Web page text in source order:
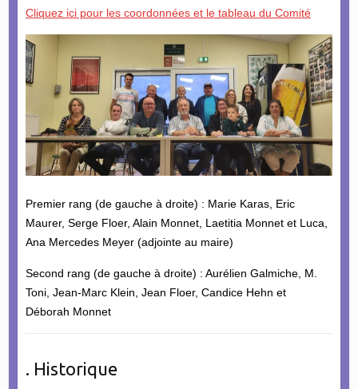
Cliquez ici pour les coordonnées et le tableau du Comité
Premier rang (de gauche à droite) : Marie Karas, Eric
Maurer, Serge Floer, Alain Monnet, Laetitia Monnet et Luca,
Ana Mercedes Meyer (adjointe au maire)
Second rang (de gauche à droite) : Aurélien Galmiche, M.
Toni, Jean-Marc Klein, Jean Floer, Candice Hehn et
Déborah Monnet
. Historique